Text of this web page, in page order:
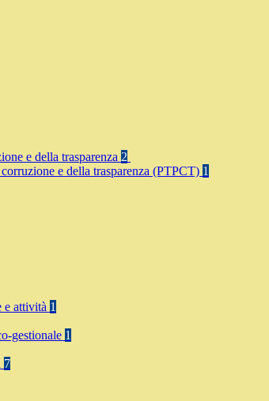
e della trasparenza 2
e della trasparenza (PTPCT) 1
e attività 1
gestionale 1
7